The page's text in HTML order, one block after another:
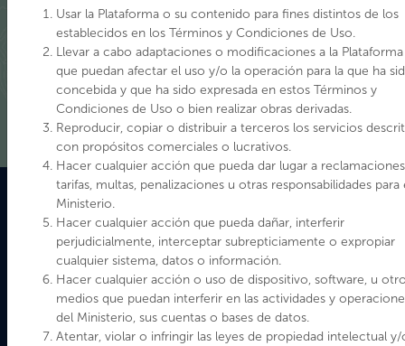
lineamientos estratégicos entregados por el Sistema Nacional
de Información Territorial, SNIT – IDE Chile y coordinada por
el departamento de Gestión Patrimonial y Territorio.
Ver Mas
Usar la Plataforma o su contenido para fines distintos de los
establecidos en los Términos y Condiciones de Uso.
Llevar a cabo adaptaciones o modificaciones a la Plataforma
que puedan afectar el uso y/o la operación para la que ha
concebida y que ha sido expresada en estos Términos y
Condiciones de Uso o bien realizar obras derivadas.
Reproducir, copiar o distribuir a terceros los servicios
con propósitos comerciales o lucrativos.
Hacer cualquier acción que pueda dar lugar a
tarifas, multas, penalizaciones u otras responsabilidades para
Ministerio.
Hacer cualquier acción que pueda dañar, interferir
perjudicialmente, interceptar subrepticiamente o expropiar
cualquier sistema, datos o información.
Hacer cualquier acción o uso de dispositivo, software, u
medios que puedan interferir en las actividades y
del Ministerio, sus cuentas o bases de datos.
Atentar, violar o infringir las leyes de propiedad intelectual y/